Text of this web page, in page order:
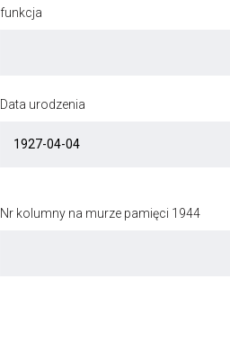
funkcja
Data urodzenia
Nr kolumny na murze pamięci 1944